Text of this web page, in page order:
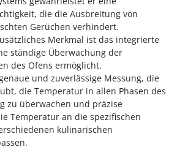
für Traktoren
Traktor
MGM
die die Ausbreitung von
Gerüchen verhindert.
Merkmal ist das integrierte
ständige Überwachung der
des Ofens ermöglicht.
und zuverlässige Messung, die
die Temperatur in allen Phasen des
zu überwachen und präzise
Temperatur an die spezifischen
kulinarischen